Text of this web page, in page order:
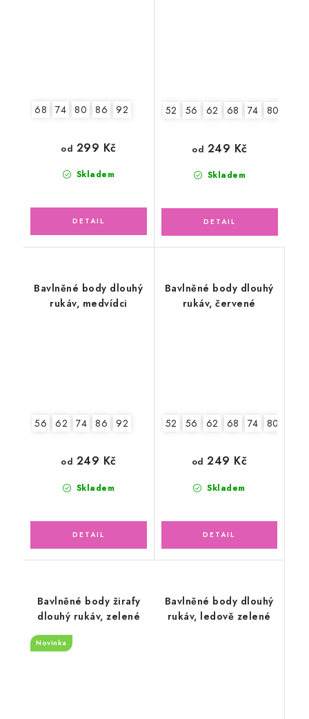
68 74 80 86 92
Skladem
od 299 Kč
52 56 62 68 74 80
Skladem
od 249 Kč
Bavlněné body dlouhý
rukáv, medvídci
56 62 74 86 92
Skladem
od 249 Kč
Bavlněné body dlouhý
rukáv, červené
52 56 62 68 74 80
Skladem
od 249 Kč
Bavlněné body žirafy
dlouhý rukáv, zelené
Novinka
Bavlněné body dlouhý
rukáv, ledově zelené